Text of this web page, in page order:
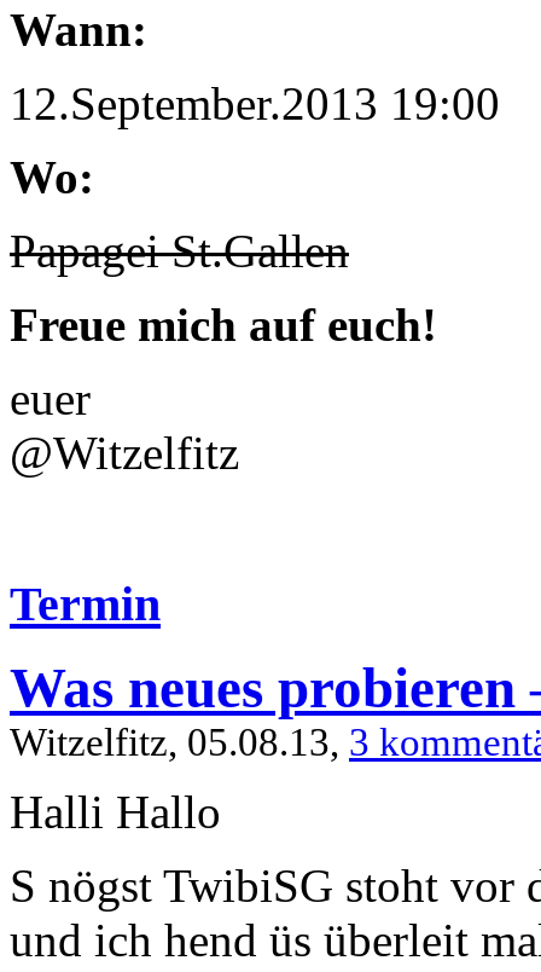
Wann:
12.September.2013 19:00
Wo:
Papagei St.Gallen
Freue mich auf euch!
euer
@Witzelfitz
Termin
Was neues
Witzelfitz, 05.08.13, 3
Halli Hallo
S nögst TwibiSG stoht vor
und ich hend üs überleit